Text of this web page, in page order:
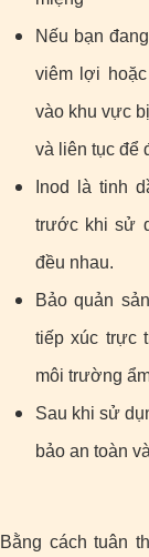
Nếu bạn
viêm lợi
vào khu vực
và liên tục để
Inod là tinh
trước khi sử
đều nhau.
Bảo quản
tiếp xúc trực
môi trường
Sau khi sử
bảo an toàn
Bằng cách tuân